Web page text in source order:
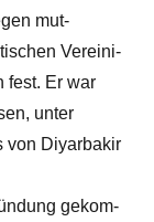
mut­
Vere­ini­
fest. Er war
unter
von Diyarbakir
gekom­